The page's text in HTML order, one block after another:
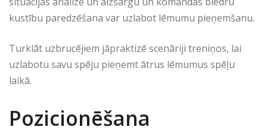
kustību paredzēšana var uzlabot lēmumu pieņemšanu.
Turklāt uzbrucējiem jāpraktizē scenāriji treniņos, lai
uzlabotu savu spēju pieņemt ātrus lēmumus spēļu
laikā.
Pozicionēšana